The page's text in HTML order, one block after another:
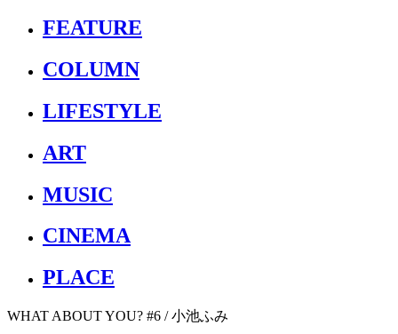
FEATURE
COLUMN
LIFESTYLE
ART
MUSIC
CINEMA
PLACE
WHAT ABOUT YOU? #6 / 小池ふみ